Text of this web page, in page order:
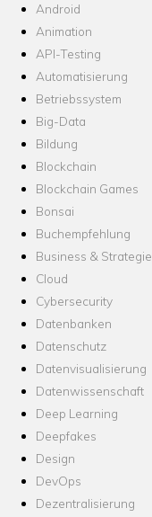
Android
Animation
API-Testing
Automatisierung
Betriebssystem
Big-Data
Bildung
Blockchain
Blockchain Games
Bonsai
Buchempfehlung
Business & Strategie
Cloud
Cybersecurity
Datenbanken
Datenschutz
Datenvisualisierung
Datenwissenschaft
Deep Learning
Deepfakes
Design
DevOps
Dezentralisierung